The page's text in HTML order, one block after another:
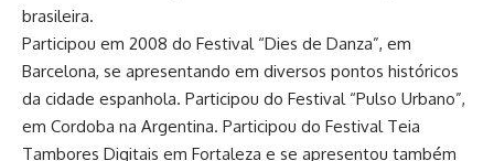
brasileira.
Participou em 2008 do Festival “Dies de Danza”, em
Barcelona, se apresentando em diversos pontos históricos
da cidade espanhola. Participou do Festival “Pulso Urbano”,
em Cordoba na Argentina. Participou do Festival Teia
Tambores Digitais em Fortaleza e se apresentou também